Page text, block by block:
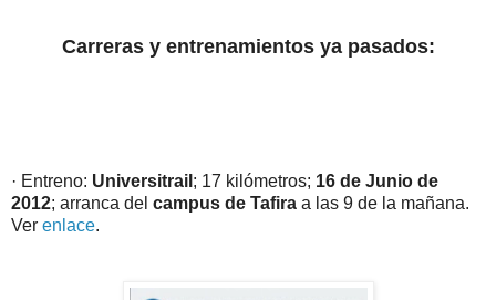
Carreras y entrenamientos ya pasados:
· Entreno: Universitrail ; 17 kilómetros; 16 de Junio de
2012; arranca del campus de Tafira a las 9 de la mañana.
Ver enlace.